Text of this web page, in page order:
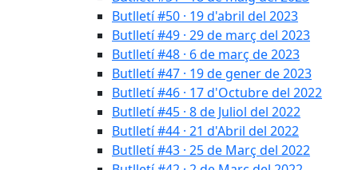
Butlletí #50 · 19 d'abril del 2023
Butlletí #49 · 29 de març del 2023
Butlletí #48 · 6 de març de 2023
Butlletí #47 · 19 de gener de 2023
Butlletí #46 · 17 d'Octubre del 2022
Butlletí #45 · 8 de Juliol del 2022
Butlletí #44 · 21 d'Abril del 2022
Butlletí #43 · 25 de Març del 2022